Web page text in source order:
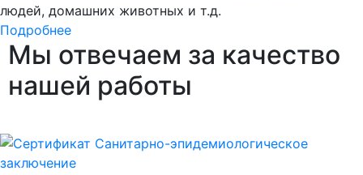
людей, домашних животных и т.д.
Подробнее
Мы отвечаем за качество
нашей работы